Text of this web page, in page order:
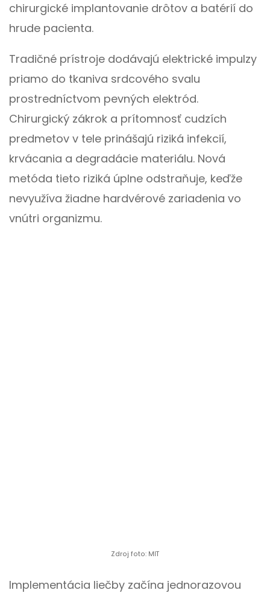
chirurgické implantovanie drôtov a batérií do
hrude pacienta.
Tradičné prístroje dodávajú elektrické impulzy
priamo do tkaniva srdcového svalu
prostredníctvom pevných elektród.
Chirurgický zákrok a prítomnosť cudzích
predmetov v tele prinášajú riziká infekcií,
krvácania a degradácie materiálu. Nová
metóda tieto riziká úplne odstraňuje, keďže
nevyužíva žiadne hardvérové zariadenia vo
vnútri organizmu.
Zdroj foto: MIT
Implementácia liečby začína jednorazovou